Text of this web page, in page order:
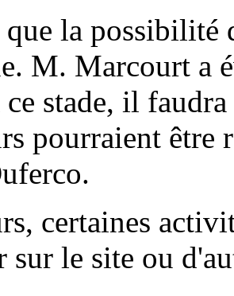
la possibilité
M. Marcourt a
ce stade, il
pourraient être
certaines
sur le site ou